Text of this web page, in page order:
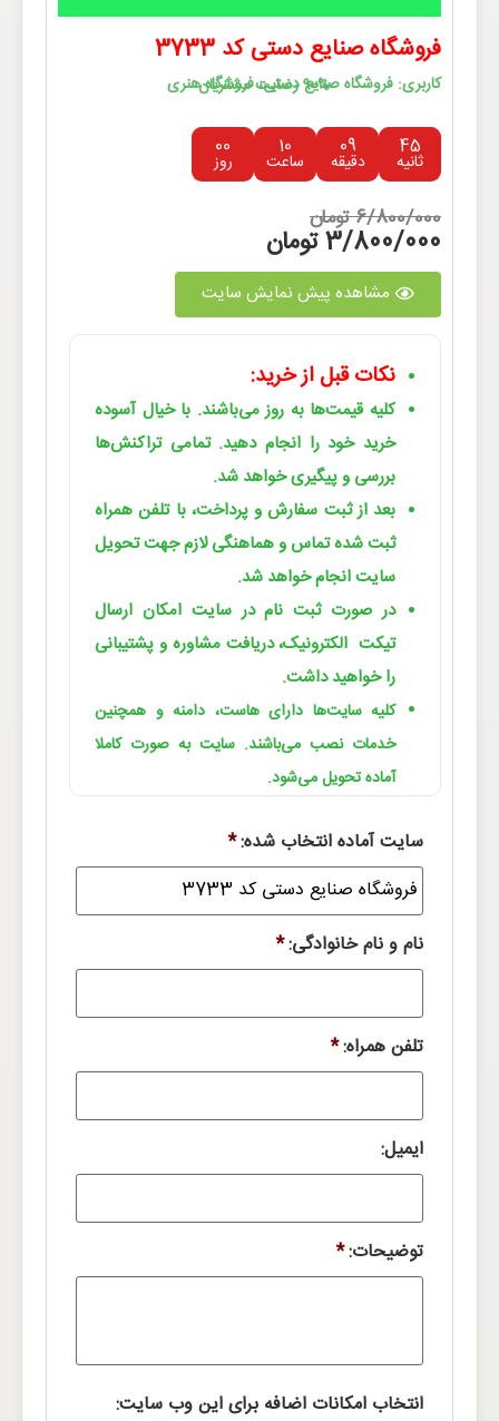
فروشگاه صنایع دستی کد 3733
90% رضایت مشتریان
کاربری: فروشگاه صنایع دستی، فروشگاه هنری
00
روز
10
ساعت
09
دقیقه
45
ثانیه
6/800/000 تومان
3/800/000 تومان
مشاهده پیش نمایش سایت
نکات قبل از خرید:
کلیه قیمت‌ها به روز می‌باشند. با خیال آسوده
خرید خود را انجام دهید. تمامی تراکنش‌ها
بررسی و پیگیری خواهد شد.
بعد از ثبت سفارش و پرداخت، با تلفن همراه
ثبت شده تماس و هماهنگی لازم جهت تحویل
سایت انجام خواهد شد.
در صورت ثبت نام در سایت امکان ارسال
تیکت الکترونیک، دریافت مشاوره و پشتیبانی
را خواهید داشت.
کلیه سایت‌ها دارای هاست، دامنه و همچنین
خدمات نصب می‌باشند. سایت به صورت کاملا
آماده تحویل می‌شود.
سایت آماده انتخاب شده:*
نام و نام خانوادگی:*
تلفن همراه:*
ایمیل:
توضیحات:*
انتخاب امکانات اضافه برای این وب سایت: